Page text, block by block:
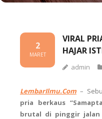
VIRAL
HAJAR
2
MARET
admin
LembarIlmu.Com –
pria berkaus
brutal di pinggir jalan